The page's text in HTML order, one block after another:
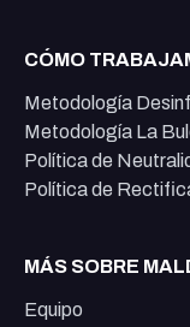
CÓMO
Metodología
Metodología La
Política de
Política de
MÁS SOBRE
Equipo